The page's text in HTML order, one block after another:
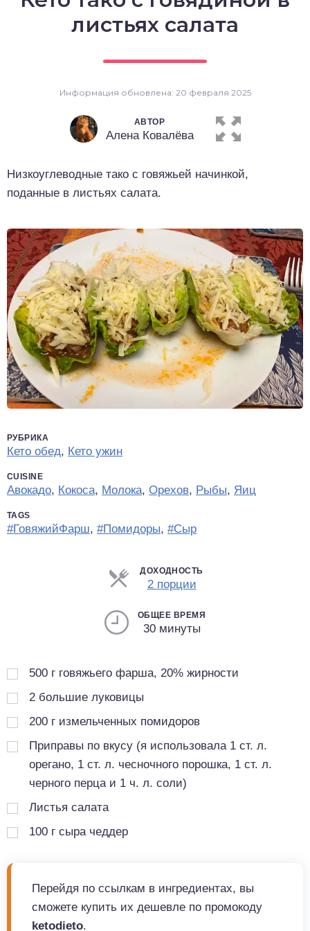
листьях салата
Информация обновлена: 20 февраля 2025
АВТОР
Алена Ковалёва
Низкоуглеводные тако с говяжьей начинкой,
поданные в листьях салата.
РУБРИКА
Кето обед, Кето ужин
CUISINE
Авокадо, Кокоса, Молока, Орехов, Рыбы, Яиц
TAGS
#ГовяжийФарш, #Помидоры, #Сыр
ДОХОДНОСТЬ
2 порцииПорции
ОБЩЕЕ ВРЕМЯ
30 минуты
500 г говяжьего фарша, 20% жирности
2 большие луковицы
200 г измельченных помидоров
Приправы по вкусу (я использовала 1 ст. л.
орегано, 1 ст. л. чесночного порошка, 1 ст. л.
черного перца и 1 ч. л. соли)
Листья салата
100 г сыра чеддер
Перейдя по ссылкам в ингредиентах, вы
сможете купить их дешевле по промокоду
ketodieto.